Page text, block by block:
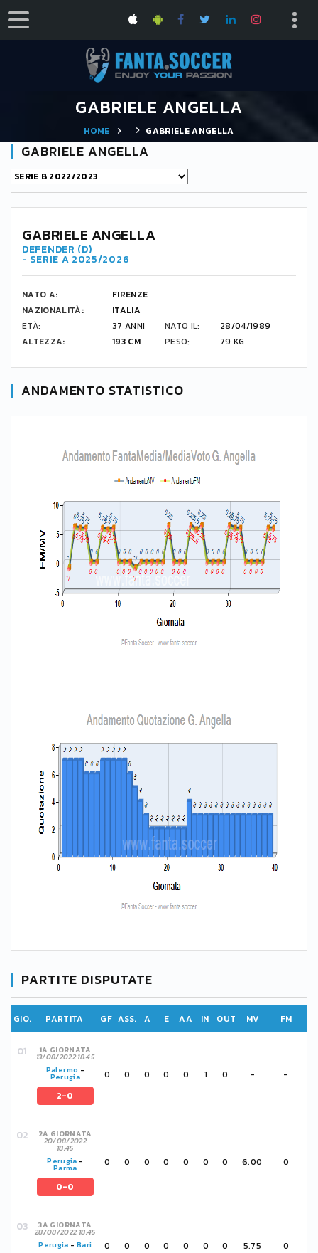
GABRIELE ANGELLA
HOME GABRIELE ANGELLA
GABRIELE ANGELLA
GABRIELE ANGELLA
DEFENDER (D)
- SERIE A 2025/2026
NATO A:
FIRENZE
NAZIONALITÀ:
ITALIA
ETÀ:
37 ANNI NATO IL:
28/04/1989
ALTEZZA:
193 CM PESO: 79 KG
ANDAMENTO STATISTICO
PARTITE DISPUTATE
GIO. PARTITA GF ASS. A E AA IN OUT MV FM
1A GIORNATA
13/08/2022 18:45
Palermo -
Perugia
2-0
0 0 0 0 0 1 0 - -
2A GIORNATA
20/08/2022
18:45
Perugia -
Parma
0-0
0 0 0 0 0 0 0 6,00 0
3A GIORNATA
28/08/2022 18:45
Perugia - Bari 0 0 0 0 0 0 0 5,75 0